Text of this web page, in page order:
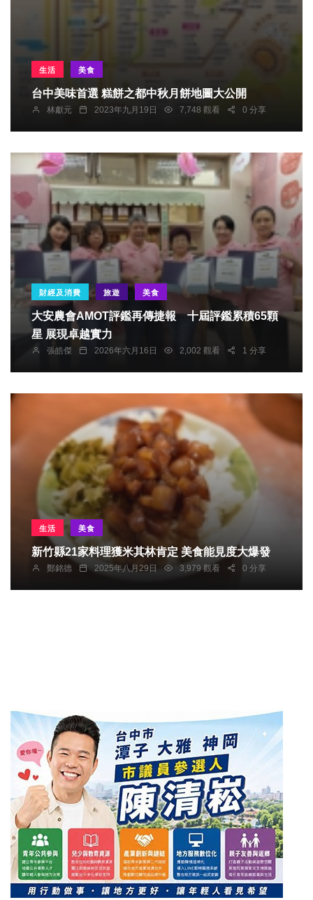
生活 美食
台中美味首選 糕餅之都中秋月餅地圖大公開
林獻元 2023年九月19日 7,748 觀看 0 分享
財經及消費 旅遊 美食
大安農會AMOT評鑑再傳捷報 十屆評鑑累積65顆
星 展現卓越實力
張皓傑 2026年六月16日 2,002 觀看 1 分享
生活 美食
新竹縣21家料理獲米其林肯定 美食能見度大爆發
鄭銘德 2025年八月29日 3,979 觀看 0 分享